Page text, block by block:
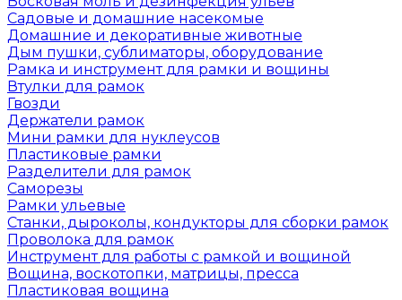
Садовые и домашние насекомые
Домашние и декоративные животные
Дым пушки, сублиматоры, оборудование
Рамка и инструмент для рамки и вощины
Втулки для рамок
Гвозди
Держатели рамок
Мини рамки для нуклеусов
Пластиковые рамки
Разделители для рамок
Саморезы
Рамки ульевые
Станки, дыроколы, кондукторы для сборки рамок
Проволока для рамок
Инструмент для работы с рамкой и вощиной
Вощина, воскотопки, матрицы, пресса
Пластиковая вощина